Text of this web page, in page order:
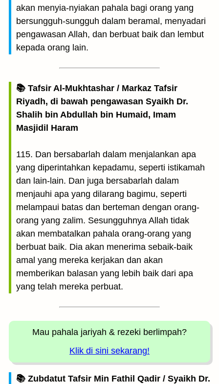
akan menyia-nyiakan pahala bagi orang yang
bersungguh-sungguh dalam beramal, menyadari
pengawasan Allah, dan berbuat baik dan lembut
kepada orang lain.
📚 Tafsir Al-Mukhtashar / Markaz Tafsir
Riyadh, di bawah pengawasan Syaikh Dr.
Shalih bin Abdullah bin Humaid, Imam
Masjidil Haram
115. Dan bersabarlah dalam menjalankan apa
yang diperintahkan kepadamu, seperti istikamah
dan lain-lain. Dan juga bersabarlah dalam
menjauhi apa yang dilarang bagimu, seperti
melampaui batas dan berteman dengan orang-
orang yang zalim. Sesungguhnya Allah tidak
akan membatalkan pahala orang-orang yang
berbuat baik. Dia akan menerima sebaik-baik
amal yang mereka kerjakan dan akan
memberikan balasan yang lebih baik dari apa
yang telah mereka perbuat.
Mau pahala jariyah & rezeki berlimpah?
Klik di sini sekarang!
📚 Zubdatut Tafsir Min Fathil Qadir / Syaikh Dr.